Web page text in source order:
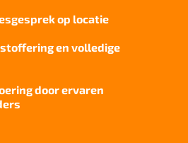
op locatie
en volledige
door ervaren